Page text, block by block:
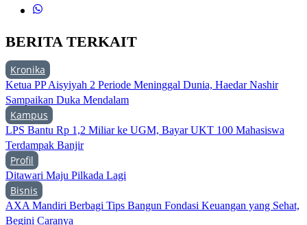
BERITA TERKAIT
Kronika
Ketua PP Aisyiyah 2 Periode Meninggal Dunia, Haedar Nashir
Sampaikan Duka Mendalam
Kampus
LPS Bantu Rp 1,2 Miliar ke UGM, Bayar UKT 100 Mahasiswa
Terdampak Banjir
Profil
Ditawari Maju Pilkada Lagi
Bisnis
AXA Mandiri Berbagi Tips Bangun Fondasi Keuangan yang Sehat,
Begini Caranya